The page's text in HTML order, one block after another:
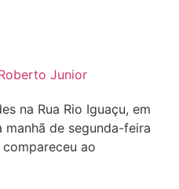
Junior
na Rua Rio Iguaçu, em
de segunda-feira
ao